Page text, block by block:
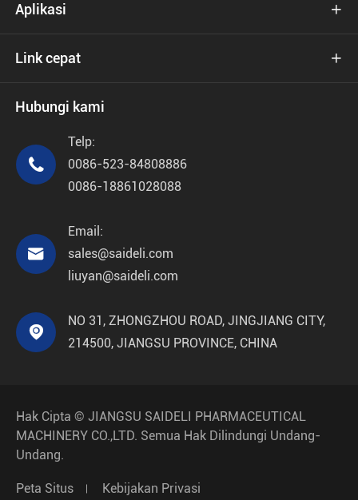
Aplikasi 
Link cepat 
Hubungi kami

Telp:
0086-523-84808886
0086-18861028088

Email:
sales@saideli.com
liuyan@saideli.com

NO 31, ZHONGZHOU ROAD, JINGJIANG CITY,
214500, JIANGSU PROVINCE, CHINA
Hak Cipta © JIANGSU SAIDELI PHARMACEUTICAL
MACHINERY CO.,LTD. Semua Hak Dilindungi Undang-
Undang.
Peta Situs Kebijakan Privasi